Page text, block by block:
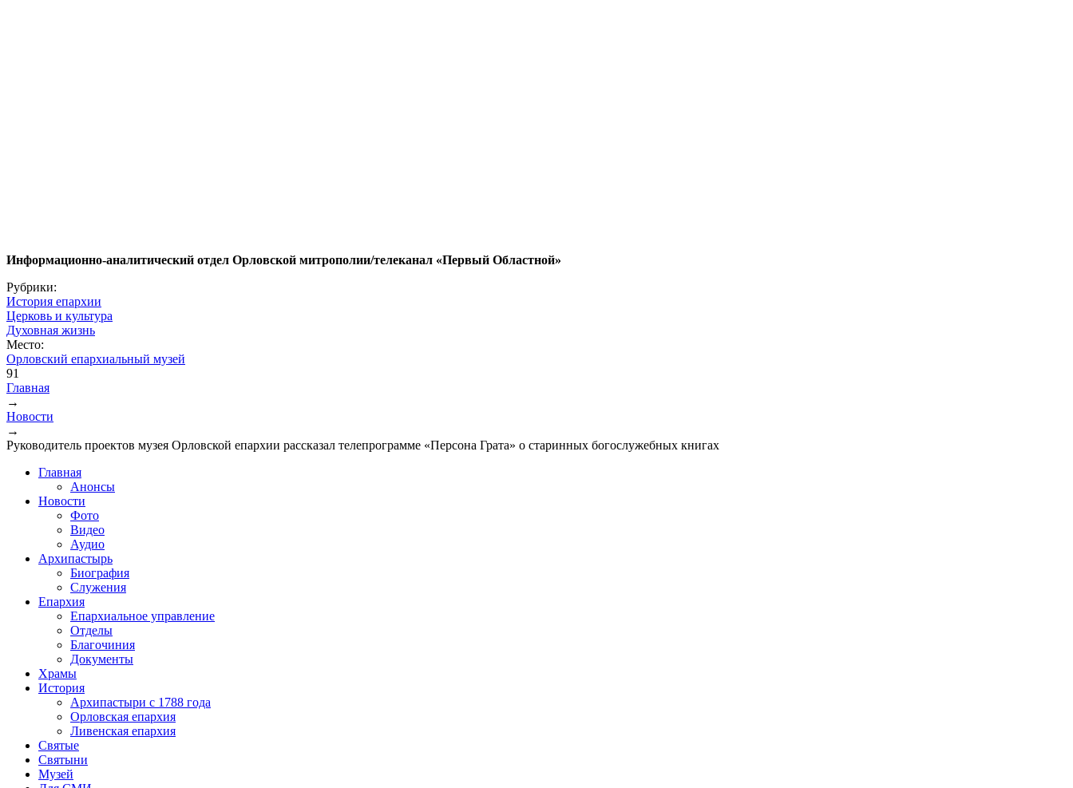
Информационно-аналитический отдел Орловской митрополии/телеканал «Первый Областной»
Рубрики:
История епархии
Церковь и культура
Духовная жизнь
Место:
Орловский епархиальный музей
91
Вы здесь
Главная
→
Новости
→
Руководитель проектов музея Орловской епархии рассказал телепрограмме «Персона Грата» о старинных богослужебных книгах
Главная
Анонсы
Новости
Фото
Видео
Аудио
Архипастырь
Биография
Служения
Епархия
Епархиальное управление
Отделы
Благочиния
Документы
Храмы
История
Архипастыри с 1788 года
Орловская епархия
Ливенская епархия
Святые
Святыни
Музей